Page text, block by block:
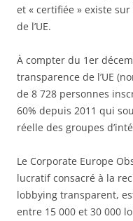
et « certifiée » existe
de l’UE.
À compter du 1er
transparence de l’UE
de 8 728 personnes
60% depuis 2011 qui
réelle des groupes
Le Corporate Europe
lucratif consacré à la
lobbying transparent,
entre 15 000 et 30 000